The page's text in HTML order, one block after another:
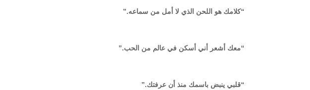
“كلامك هو اللحن الذي لا أمل من سماعه.”
“معك أشعر أني أسكن في عالم من الحب.”
“قلبي ينبض باسمك منذ أن عرفتك.”